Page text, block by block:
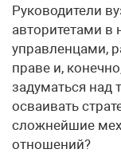
Руководители
авторитетами в
управленцами,
праве и,
задуматься над
осваивать
сложнейшие
отношений?